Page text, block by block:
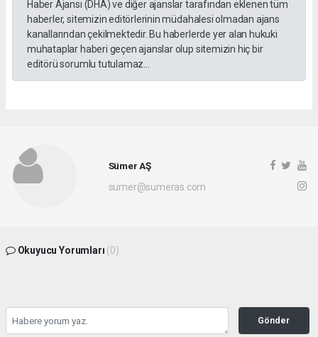
Haber Ajansı (DHA) ve diğer ajanslar tarafından eklenen tüm
haberler, sitemizin editörlerinin müdahalesi olmadan ajans
kanallarından çekilmektedir. Bu haberlerde yer alan hukuki
muhataplar haberi geçen ajanslar olup sitemizin hiç bir
editörü sorumlu tutulamaz...
Sümer AŞ
sumer@sumeras.com
Okuyucu Yorumları (0)
Gönder